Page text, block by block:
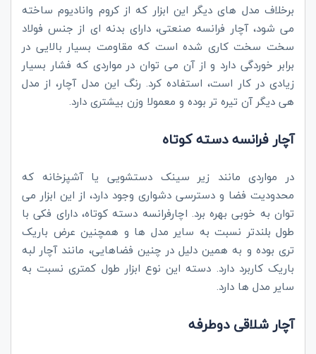
برخلاف مدل های دیگر این ابزار که از کروم وانادیوم ساخته
می شود، آچار فرانسه صنعتی، دارای بدنه ای از جنس فولاد
سخت سخت کاری شده است که مقاومت بسیار بالایی در
برابر خوردگی دارد و از آن می توان در مواردی که فشار بسیار
زیادی در کار است، استفاده کرد. رنگ این مدل آچار، از مدل
هی دیگر آن تیره تر بوده و معمولا وزن بیشتری دارد.
آچار فرانسه دسته کوتاه
در مواردی مانند زیر سینک دستشویی یا آشپزخانه که
محدودیت فضا و دسترسی دشواری وجود دارد، از این ابزار می
توان به خوبی بهره برد. اچارفرانسه دسته کوتاه، دارای فکی با
طول بلندتر نسبت به سایر مدل ها و همچنین عرض باریک
تری بوده و به همین دلیل در چنین فضاهایی، مانند آچار لبه
باریک کاربرد دارد. دسته این نوع ابزار طول کمتری نسبت به
سایر مدل ها دارد.
آچار شلاقی دوطرفه